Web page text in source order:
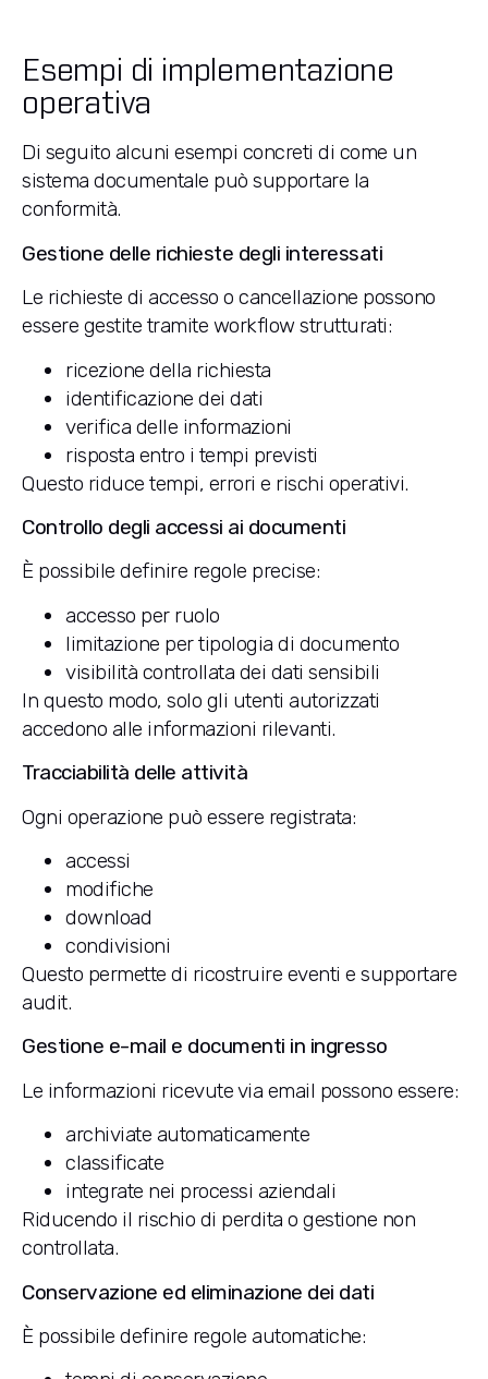
Esempi di implementazione
operativa
Di seguito alcuni esempi concreti di come un
sistema documentale può supportare la
conformità.
Gestione delle richieste degli interessati
Le richieste di accesso o cancellazione possono
essere gestite tramite workflow strutturati:
ricezione della richiesta
identificazione dei dati
verifica delle informazioni
risposta entro i tempi previsti
Questo riduce tempi, errori e rischi operativi.
Controllo degli accessi ai documenti
È possibile definire regole precise:
accesso per ruolo
limitazione per tipologia di documento
visibilità controllata dei dati sensibili
In questo modo, solo gli utenti autorizzati
accedono alle informazioni rilevanti.
Tracciabilità delle attività
Ogni operazione può essere registrata:
accessi
modifiche
download
condivisioni
Questo permette di ricostruire eventi e supportare
audit.
Gestione e-mail e documenti in ingresso
Le informazioni ricevute via email possono essere:
archiviate automaticamente
classificate
integrate nei processi aziendali
Riducendo il rischio di perdita o gestione non
controllata.
Conservazione ed eliminazione dei dati
È possibile definire regole automatiche: